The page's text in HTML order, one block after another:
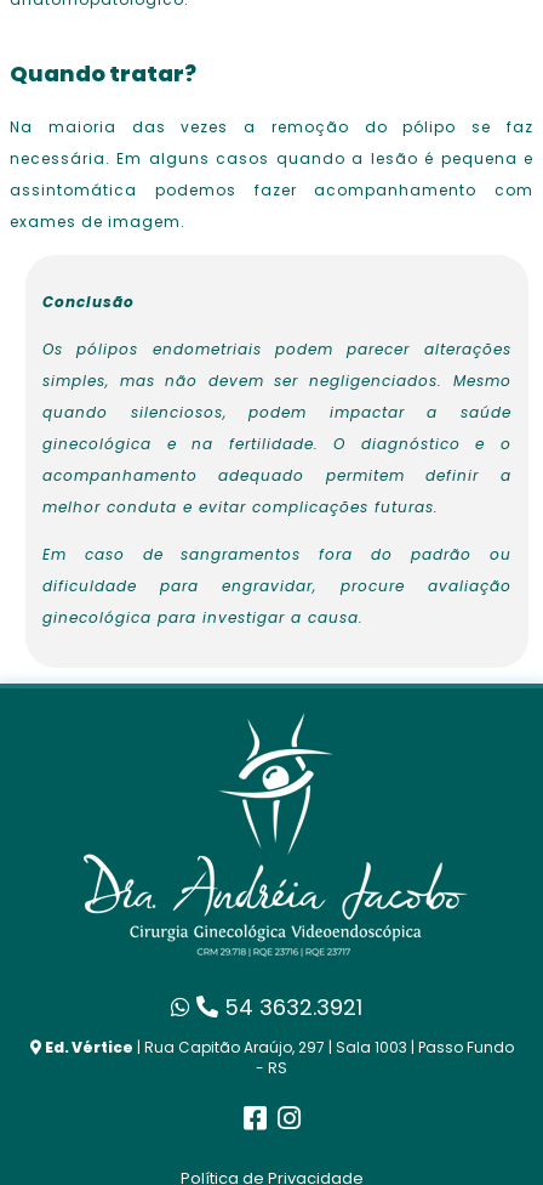
Quando tratar?
Na maioria das vezes a remoção do pólipo se faz
necessária. Em alguns casos quando a lesão é pequena e
assintomática podemos fazer acompanhamento com
exames de imagem.
Conclusão
Os pólipos endometriais podem parecer alterações
simples, mas não devem ser negligenciados. Mesmo
quando silenciosos, podem impactar a saúde
ginecológica e na fertilidade. O diagnóstico e o
acompanhamento adequado permitem definir a
melhor conduta e evitar complicações futuras.
Em caso de sangramentos fora do padrão ou
dificuldade para engravidar, procure avaliação
ginecológica para investigar a causa.
54 3632.3921
Ed. Vértice | Rua Capitão Araújo, 297 | Sala 1003 | Passo Fundo
- RS
Política de Privacidade